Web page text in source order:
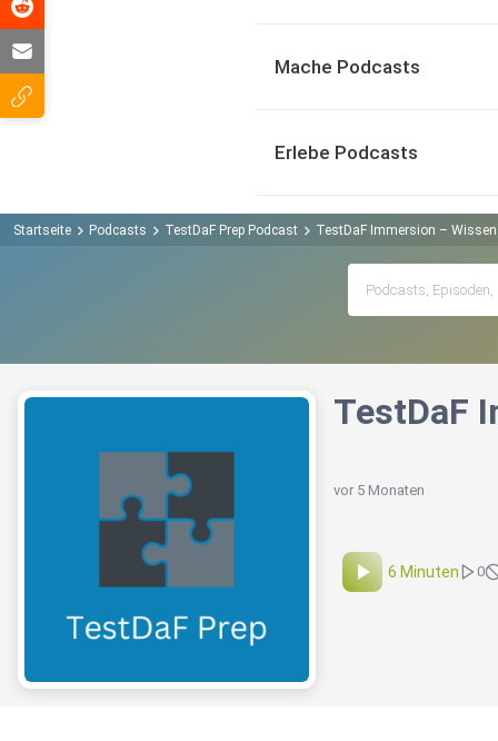
Mache Podcasts
Erlebe Podcasts
Startseite Podcasts TestDaF Prep Podcast TestDaF Immersion –
TestDaF
vor 5 Monaten
6 Minuten 0